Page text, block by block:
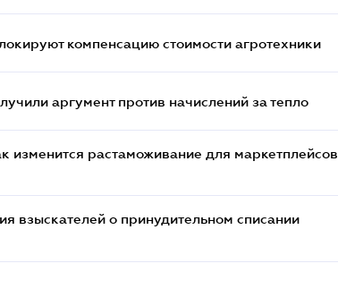
компенсацию стоимости агротехники
аргумент против начислений за тепло
изменится растаможивание для маркетплейсов
взыскателей о принудительном списании